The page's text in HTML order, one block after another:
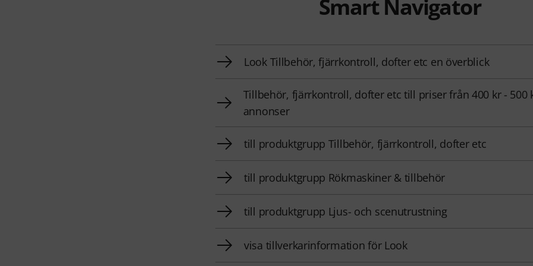
Smart Navigator
Look Tillbehör, fjärrkontroll, dofter etc en överblick
Tillbehör, fjärrkontroll, dofter etc till priser från 400 kr - 500
annonser
till produktgrupp Tillbehör, fjärrkontroll, dofter etc
till produktgrupp Rökmaskiner & tillbehör
till produktgrupp Ljus- och scenutrustning
visa tillverkarinformation för Look